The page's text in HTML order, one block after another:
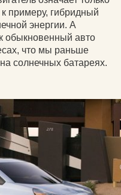
примеру, гибридный
энергии. А
обыкновенный авто
что мы раньше
солнечных батареях.